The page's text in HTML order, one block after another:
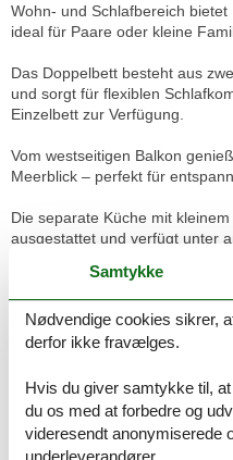
Wohn- und Schlafbereich
ideal für Paare oder kleine
Das Doppelbett besteht aus
und sorgt für flexiblen
Einzelbett zur Verfügung.
Vom westseitigen Balkon
Meerblick – perfekt für
Die separate Küche mit
ausgestattet und verfügt unter
Selbstversorgung.
Das Badezimmer ist mit
ausgestattet.
Ein Außenstellplatz für Ihr
Haustiere sind herzlich
selbstverständlich vorhanden.
Samtykke
Nødvendige cookies sikrer,
derfor ikke fravælges.
Hvis du giver samtykke til,
du os med at forbedre og
videresendt anonymiserede
underleverandører.